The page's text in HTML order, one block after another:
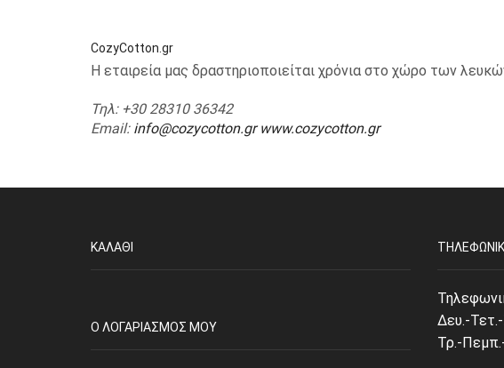
CozyCotton.gr
Η εταιρεία μας δραστηριοποιείται χρόνια στο χώρο των
Τηλ: +30 28310 36342
Email: info@cozycotton.gr www.cozycotton.gr
ΚΑΛΆΘΙ
O ΛΟΓΑΡΙΑΣΜΌΣ ΜΟΥ
Δευ.-
Τρ.-